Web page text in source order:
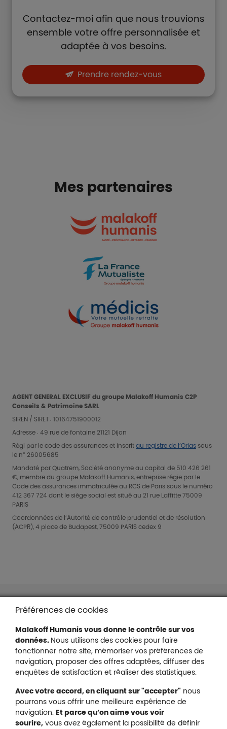
Contactez-moi afin que nous trouvions
ensemble votre offre personnalisée et
adaptée à vos besoins.
Prendre rendez-vous
Mes partenaires
AGENT GENERAL EXCLUSIF du groupe Malakoff Humanis C2P
Conseils & Patrimoine SARL
SIREN / SIRET : 10164751900012
Adresse : 49 rue de fontaine21121 Dijon
Régi par le code des assurances et inscritau registre de l’Orias sous
le n° 26005685
Mandaté par Quatrem, Société anonyme au capital de 510 426 261
€, membre du groupe Malakoff Humanis, entreprise régie par le
Code des assurances immatriculée au RCS de Paris sous le numéro
412 367 724 dont le siège social est situé au 21 rue Laffitte 75009
PARIS
Coordonnées de l’Autorité de contrôle prudentiel et de résolution
(ACPR), 4 place de Budapest, 75009 PARIS cedex 9
Liens en bas de page
Accessibilité : partiellement conforme
Protection des données
Nous contacter
Plan du site
Gestion des cookies
Malakoff Humanis sur X
Préférences de cookies
Malakoff Humanis vous donne le contrôle sur vos
données. Nous utilisons des cookies pour faire
fonctionner notre site, mémoriser vos préférences de
navigation, proposer des offres adaptées, diffuser des
enquêtes de satisfaction et réaliser des statistiques.
Avec votre accord, en cliquant sur "accepter" nous
pourrons vous offrir une meilleure expérience de
navigation. Et parce qu’on aime vous voir
sourire, vous avez également la possibilité de définir